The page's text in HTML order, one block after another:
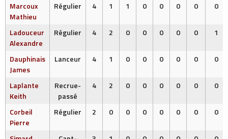
Marcoux
Mathieu
Régulier 4 1 1 0 0 0 0 0
Ladouceur
Alexandre
Régulier 4 2 0 0 0 0 0 1
Dauphinais
James
Lanceur 4 1 0 0 0 0 0 0
Laplante
Keith
Recrue-
passé
4 2 0 0 0 0 0 0
Corbeil
Pierre
Régulier 2 0 0 0 0 0 0 0